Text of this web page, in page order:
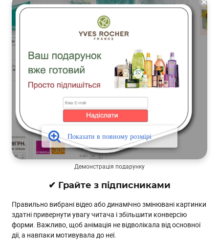
Демонстрація подарунку
✔ Грайте з підписниками
Правильно вибрані відео або динамічно змінювані картинки
здатні привернути увагу читача і збільшити конверсію
форми. Важливо, щоб анімація не відволікала від основної
дії, а навпаки мотивувала до неї.